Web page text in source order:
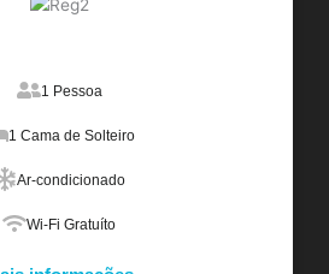
1 Pessoa
1 Cama de Solteiro
Ar-condicionado
Wi-Fi Gratuíto